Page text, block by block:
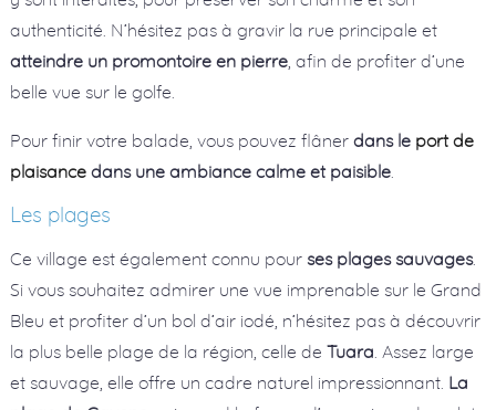
authenticité. N’hésitez pas à gravir la rue principale et
atteindre un promontoire en pierre, afin de profiter d’une
belle vue sur le golfe.
Pour finir votre balade, vous pouvez flâner dans le port de
plaisancedans une ambiance calme et paisible.
Les plages
Ce village est également connu pour ses plages sauvages.
Si vous souhaitez admirer une vue imprenable sur le Grand
Bleu et profiter d’un bol d’air iodé, n’hésitez pas à découvrir
la plus belle plage de la région, celle de Tuara . Assez large
et sauvage, elle offre un cadre naturel impressionnant. La